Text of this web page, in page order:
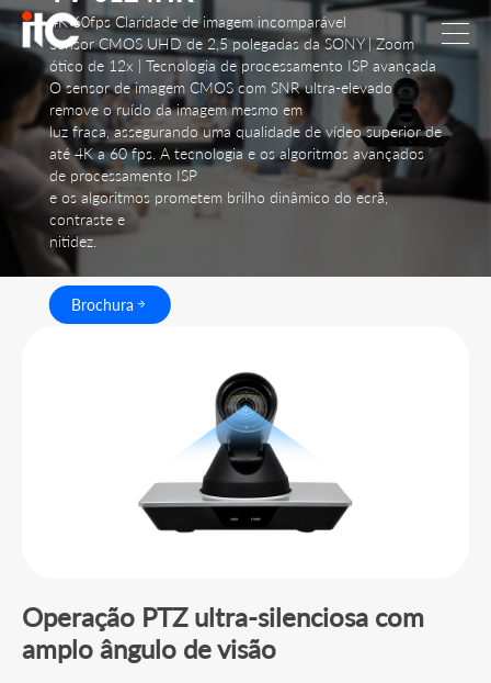
4K 60fps Claridade de imagem incomparável
Sensor CMOS UHD de 2,5 polegadas da SONY | Zoom
ótico de 12x | Tecnologia de processamento ISP avançada
O sensor de imagem CMOS com SNR ultra-elevado
remove o ruído da imagem mesmo em
luz fraca, assegurando uma qualidade de vídeo superior de
até 4K a 60 fps. A tecnologia e os algoritmos avançados
de processamento ISP
e os algoritmos prometem brilho dinâmico do ecrã,
contraste e
nitidez.
Brochura
Operação PTZ ultra-silenciosa com
amplo ângulo de visão